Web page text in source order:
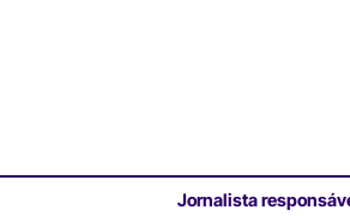
Jornalista